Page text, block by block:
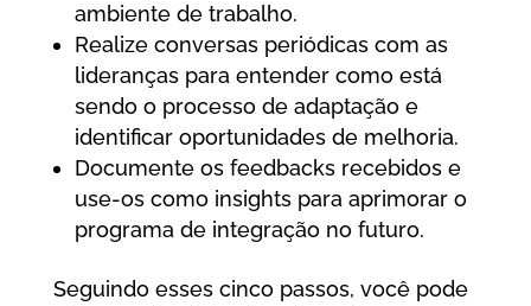
ambiente de trabalho.
Realize conversas periódicas com as
lideranças para entender como está
sendo o processo de adaptação e
identificar oportunidades de melhoria.
Documente os feedbacks recebidos e
use-os como insights para aprimorar o
programa de integração no futuro.
Seguindo esses cinco passos, você pode